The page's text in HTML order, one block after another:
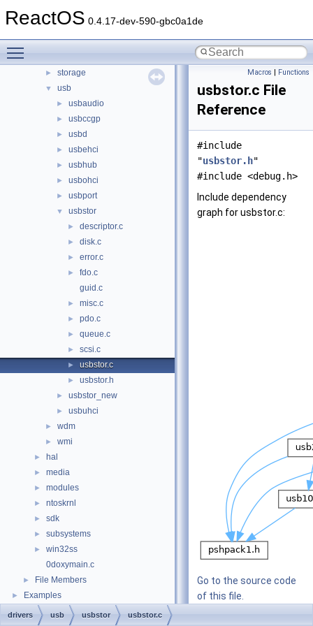
ReactOS 0.4.17-dev-590-gbc0a1de
processor
► sac
► serial
► storage
▼ usb
► usbaudio
► usbccgp
► usbd
► usbehci
► usbhub
► usbohci
► usbport
▼ usbstor
► descriptor.c
► disk.c
► error.c
►
fdo.c
guid.c
► misc.c
► pdo.c
► queue.c
► scsi.c
► usbstor.c
► usbstor.h
► usbstor_new
► usbuhci
► wdm
► wmi
► hal
► media
► modules
► ntoskrnl
► sdk
► subsystems
►
win32ss
0doxymain.c
► File Members
► Examples
Macros | Functions
usbstor.c File
Reference
#include
"usbstor.h"
#include <debug.h>
Include dependency
graph for usbstor.c:
Go to the source code
of this file.
drivers usb usbstor usbstor.c